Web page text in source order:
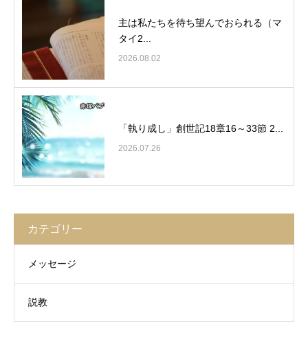
主は私たちを待ち望んでおられる（マ
タイ2...
2026.08.02
「執り成し」創世記18章16～33節 2...
2026.07.26
カテゴリー
メッセージ
説教